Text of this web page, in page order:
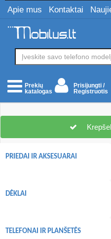
Apie mus Kontaktai
Prekių
katalogas
Prisijungti /
Registruotis
PRIEDAI IR AKSESUARAI
DĖKLAI
TELEFONAI IR PLANŠETĖS